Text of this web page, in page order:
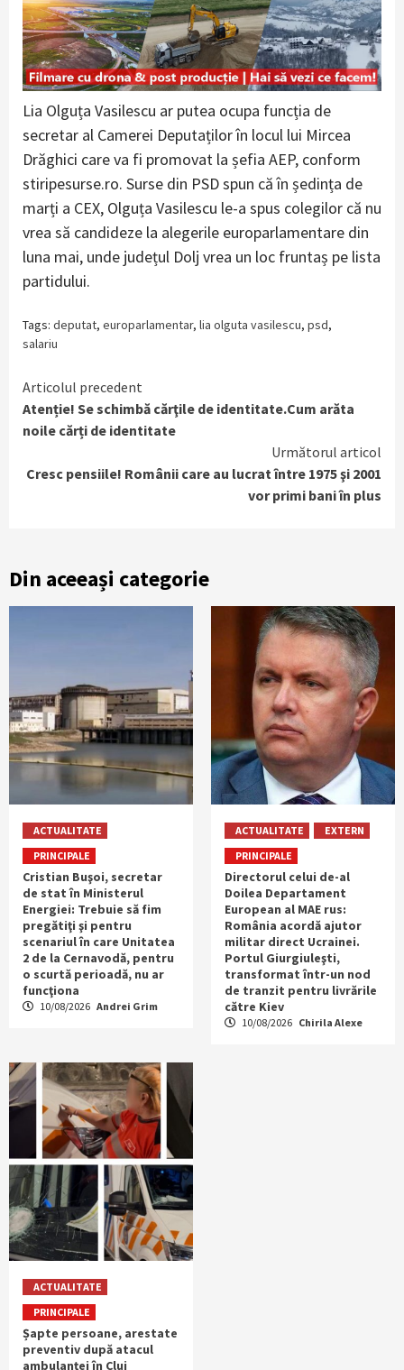
Lia Olguța Vasilescu ar putea ocupa funcția de
secretar al Camerei Deputaților în locul lui Mircea
Drăghici care va fi promovat la șefia AEP, conform
stiripesurse.ro. Surse din PSD spun că în ședința de
marți a CEX, Olguța Vasilescu le-a spus colegilor că nu
vrea să candideze la alegerile europarlamentare din
luna mai, unde județul Dolj vrea un loc fruntaș pe lista
partidului.
Tags: deputat, europarlamentar, lia olguta vasilescu, psd,
salariu
Continue
Reading
Articolul precedent
Atenție! Se schimbă cărţile de identitate.Cum arăta
noile cărți de identitate
Următorul articol
Cresc pensiile! Românii care au lucrat între 1975 şi 2001
vor primi bani în plus
Din aceeași categorie
ACTUALITATE
PRINCIPALE
Cristian Buşoi, secretar
de stat în Ministerul
Energiei: Trebuie să fim
pregătiţi şi pentru
scenariul în care Unitatea
2 de la Cernavodă, pentru
o scurtă perioadă, nu ar
funcţiona
10/08/2026 Andrei Grim
ACTUALITATE
EXTERN
PRINCIPALE
Directorul celui de-al
Doilea Departament
European al MAE rus:
România acordă ajutor
militar direct Ucrainei.
Portul Giurgiuleşti,
transformat într-un nod
de tranzit pentru livrările
către Kiev
10/08/2026 Chirila Alexe
ACTUALITATE
PRINCIPALE
Șapte persoane, arestate
preventiv după atacul
ambulanței în Cluj